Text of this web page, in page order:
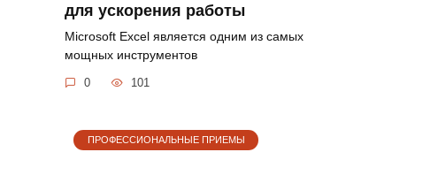
для ускорения работы
Microsoft Excel является одним из самых
мощных инструментов
0 101
ПРОФЕССИОНАЛЬНЫЕ ПРИЕМЫ